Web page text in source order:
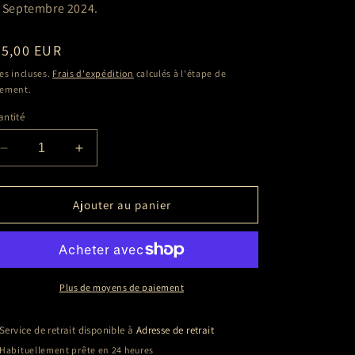
2024.
EUR
incluses. Frais d'expédition calculés à l'étape de
Réduire
la
quantité
Arielle
Vice)
Augmenter
la
quantité
de
Arielle
DOMBASLE
(Miami
Vice)
Ajouter au panier
Plus de moyens de paiement
Service de retrait disponible à Adresse de retrait
Habituellement prête en 24 heures